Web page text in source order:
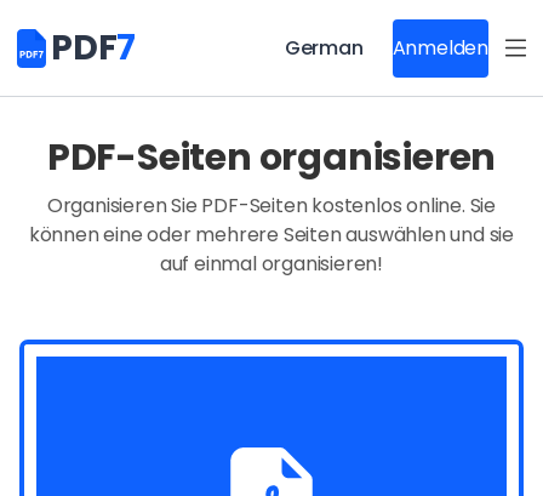
PDF7 German Anmelden
PDF-Seiten organisieren
Organisieren Sie PDF-Seiten kostenlos online. Sie
können eine oder mehrere Seiten auswählen und sie
auf einmal organisieren!